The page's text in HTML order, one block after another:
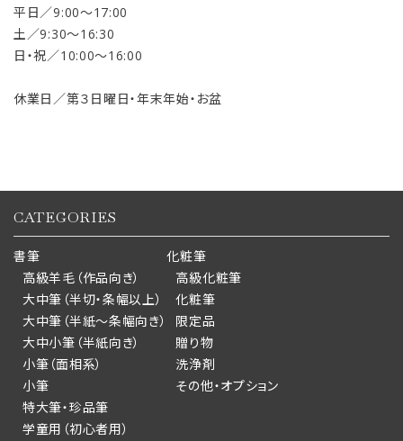
平日／9:00〜17:00
土／9:30〜16:30
日・祝／10:00〜16:00
休業日／第３日曜日・年末年始・お盆
CATEGORIES
書筆
高級羊毛（作品向き）
大中筆（半切・条幅以上）
大中筆（半紙～条幅向き）
大中小筆（半紙向き）
小筆（面相系）
小筆
特大筆・珍品筆
学童用（初心者用）
化粧筆
高級化粧筆
化粧筆
限定品
贈り物
洗浄剤
その他・オプション